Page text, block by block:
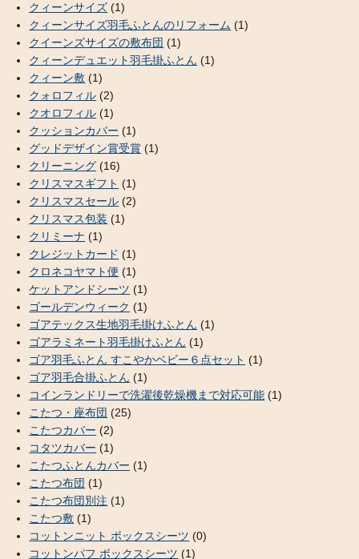
クィーンサイズ (1)
クィーンサイズ羽毛ふとんのリフォーム (1)
クイーンズサイズの敷布団 (1)
クィーンデュエット羽毛掛ふとん (1)
クィーン敷 (1)
クォロフィル (2)
クオロフィル (1)
クッションカバー (1)
グッドデザイン賞受賞 (1)
クリーニング (16)
クリスマスギフト (1)
クリスマスセール (2)
クリスマス包装 (1)
クリミーナ (1)
クレジットカード (1)
クロネコヤマト便 (1)
ケットアンドシーツ (1)
ゴールデンウィーク (1)
ゴアテックス生地羽毛掛けふとん (1)
ゴアラミネート羽毛掛けふとん (1)
ゴア羽毛ふとん すこやかベビー６点セット (1)
ゴア羽毛合掛ふとん (1)
コインランドリーで洗濯後乾燥機まで対応可能 (1)
こたつ・座布団 (25)
こたつカバー (2)
コタツカバー (1)
こたつふとんカバー (1)
こたつ布団 (1)
こたつ布団別注 (1)
こたつ敷 (1)
コットンニット ボックスシーツ (0)
コットンパフ ボックスシーツ (1)